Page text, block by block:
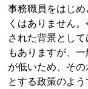
事務職員をはじ
くはありません
された背景とし
もありますが、
が低いため、そ
とする政策のよう